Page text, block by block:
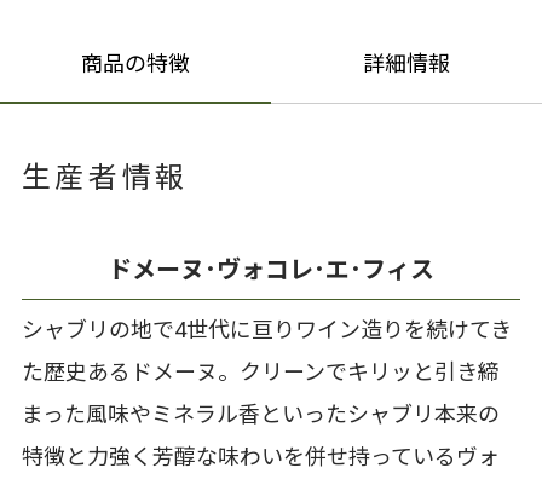
商品の特徴 詳細情報
生産者情報
ドメーヌ･ヴォコレ･エ･フィス
シャブリの地で4世代に亘りワイン造りを続けてき
た歴史あるドメーヌ。クリーンでキリッと引き締
まった風味やミネラル香といったシャブリ本来の
特徴と力強く芳醇な味わいを併せ持っているヴォ